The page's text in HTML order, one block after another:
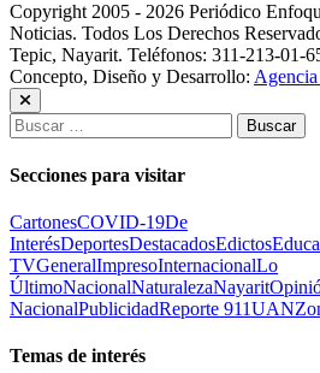
Copyright 2005 - 2026 Periódico
Noticias. Todos Los Derechos
Tepic, Nayarit. Teléfonos: 311-213-01-
Concepto, Diseño y Desarrollo:
Buscar:
Secciones para visitar
CartonesCOVID-19De
InterésDeportesDestacadosEdictos
TVGeneralImpresoInternacionalLo
ÚltimoNacionalNaturalezaNayarit
NacionalPublicidadReporte 911UAN
Temas de interés